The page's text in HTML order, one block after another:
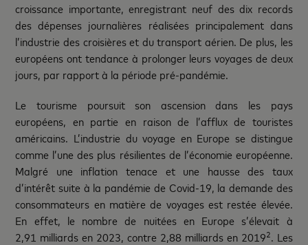
croissance importante, enregistrant neuf des dix records
des dépenses journalières réalisées principalement dans
l’industrie des croisières et du transport aérien. De plus, les
européens ont tendance à prolonger leurs voyages de deux
jours, par rapport à la période pré-pandémie.
Le tourisme poursuit son ascension dans les pays
européens, en partie en raison de l’afflux de touristes
américains. L’industrie du voyage en Europe se distingue
comme l’une des plus résilientes de l’économie européenne.
Malgré une inflation tenace et une hausse des taux
d’intérêt suite à la pandémie de Covid-19, la demande des
consommateurs en matière de voyages est restée élevée.
En effet, le nombre de nuitées en Europe s’élevait à
2,91 milliards en 2023, contre 2,88 milliards en 20192. Les